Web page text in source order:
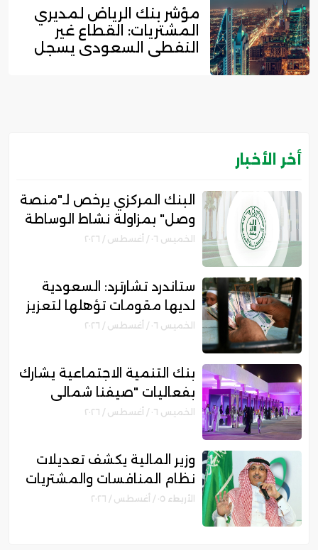
مؤشر بنك الرياض لمديري
المشتريات: القطاع غير
النفطي السعودي يسجل
أخر الأخبار
البنك المركزي يرخص لـ"منصة
وصل" بمزاولة نشاط الوساطة
الرقمية لجهات التمويل
الخميس ٠٦ / أغسطس / ٢٠٢٦
ستاندرد تشارترد: السعودية
لديها مقومات تؤهلها لتعزيز
مكانتها بمجال التمويل
الخميس ٠٦ / أغسطس / ٢٠٢٦
بنك التنمية الاجتماعية يشارك
بفعاليات "صيفنا شمالي
2026" لتمكين رواد الأعمالالخميس ٠٦ / أغسطس / ٢٠٢٦
وزير المالية يكشف تعديلات
نظام المنافسات والمشتريات
الحكومية الجديد
الأربعاء ٠٥ / أغسطس / ٢٠٢٦